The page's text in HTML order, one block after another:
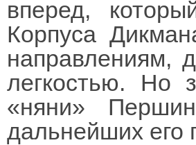
вперед,
Корпуса
направлениям,
легкостью. Но
«няни»
дальнейших его